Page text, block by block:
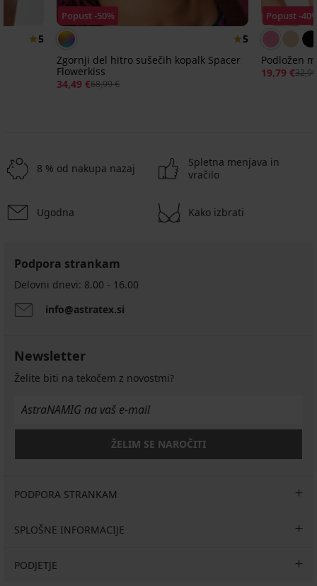
5
Popust -50%
5
Zgornji del hitro sušečih kopalk Spacer
Flowerkiss
34,49 €68,99 €
Popust -
Podložen
19,79 €
8 % od nakupa nazaj
Spletna menjava in
vračilo
Ugodna Kako izbrati
Podpora strankam
Delovni dnevi: 8.00 - 16.00
info@astratex.si
Newsletter
Želite biti na tekočem z novostmi?
ŽELIM SE NAROČITI
PODPORA STRANKAM
SPLOŠNE INFORMACIJE
PODJETJE